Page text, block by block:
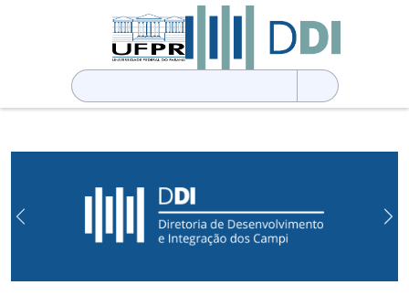
Pesquisar
por:
Previous